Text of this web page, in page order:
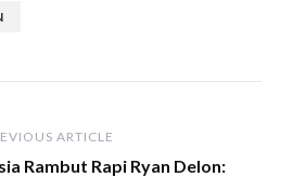
ARTICLE
Rambut Rapi Ryan Delon: